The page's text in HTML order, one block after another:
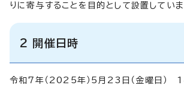
りに寄与することを目的として設置していま
2 開催日時
令和7年（2025年）5月23日（金曜日）